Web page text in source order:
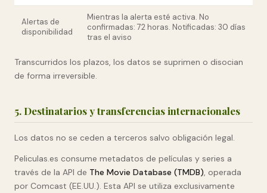
Alertas de
disponibilidad
Mientras la alerta esté activa. No
confirmadas: 72 horas. Notificadas: 30 días
tras el aviso
Transcurridos los plazos, los datos se suprimen o disocian
de forma irreversible.
5. Destinatarios y transferencias internacionales
Los datos no se ceden a terceros salvo obligación legal.
Peliculas.es consume metadatos de películas y series a
través de la API de The Movie Database (TMDB), operada
por Comcast (EE.UU.). Esta API se utiliza exclusivamente